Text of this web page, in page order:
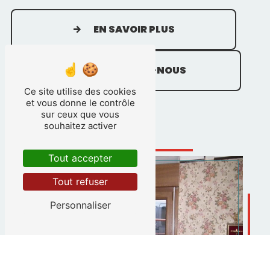
EN SAVOIR PLUS
CONTACTEZ-NOUS
Ce site utilise des cookies
et vous donne le contrôle
sur ceux que vous
souhaitez activer
Tout accepter
Tout refuser
Personnaliser